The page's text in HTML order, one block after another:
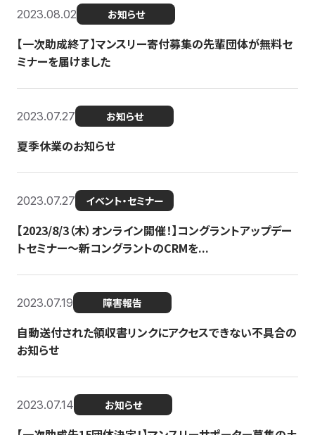
2023.08.02 お知らせ
【一次助成終了】マンスリー寄付募集の先輩団体が無料セ
ミナーを届けました
2023.07.27 お知らせ
夏季休業のお知らせ
2023.07.27 イベント・セミナー
【2023/8/3（木）オンライン開催！】コングラントアップデー
トセミナー〜新コングラントのCRMを...
2023.07.19 障害報告
自動送付された領収書リンクにアクセスできない不具合の
お知らせ
2023.07.14 お知らせ